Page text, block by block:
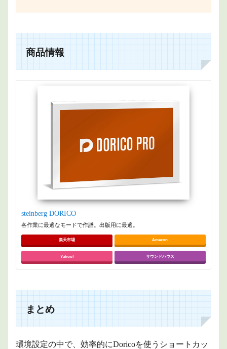
商品情報
steinberg DORICO
各作業に最適なモードで作譜。出版用に最適。
楽天市場 Amazon
Yahoo! サウンドハウス
まとめ
環境設定の中で、効率的にDoricoを使うショートカッ